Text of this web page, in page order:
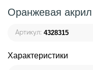
Оранжевая
Артикул: 4328315
Характеристики